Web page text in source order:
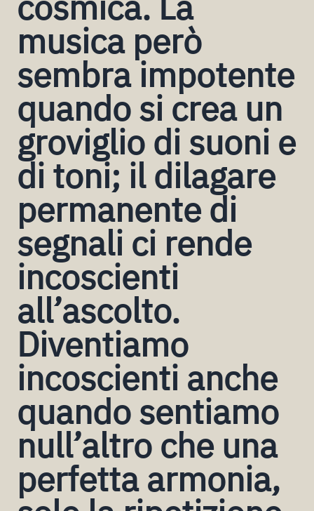
musica però
sembra impotente
quando si crea un
groviglio di suoni e
di toni; il dilagare
permanente di
segnali ci rende
incoscienti
all’ascolto.
Diventiamo
incoscienti anche
quando sentiamo
null’altro che una
perfetta armonia,